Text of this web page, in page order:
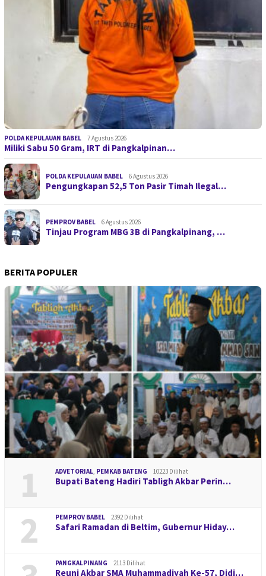
POLDA KEPULAUAN BABEL 7 Agustus 2026
Miliki Sabu 50 Gram, IRT di Pangkalpinan…
POLDA KEPULAUAN BABEL 6 Agustus 2026
Pengungkapan 52,5 Ton Pasir Timah Ilegal…
PEMPROV BABEL 6 Agustus 2026
Tinjau Program MBG 3B di Pangkalpinang, …
BERITA POPULER
1 ADVETORIAL, PEMKAB BATENG 10223 Dilihat
Bupati Bateng Hadiri Tabligh Akbar Perin…
2 PEMPROV BABEL 2392 Dilihat
Safari Ramadan di Beltim, Gubernur Hiday…
PANGKALPINANG 2113 Dilihat
Reuni Akbar SMA Muhammadiyah Ke-57, Didi…